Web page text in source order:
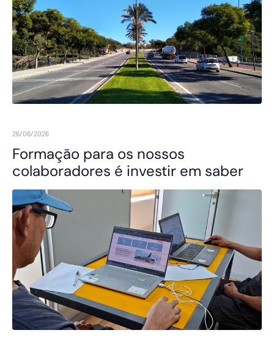
Formação para os nossos
colaboradores é investir em saber
26/06/2026